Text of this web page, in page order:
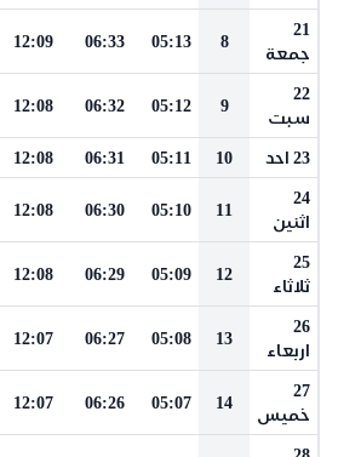
21
جمعة
8
05:13
06:33
12:09
22
سبت
9
05:12
06:32
12:08
23 احد 10
05:11
06:31
12:08
24
اثنين
11
05:10
06:30
12:08
25
ثلاثاء
12
05:09
06:29
12:08
26
اربعاء
13
05:08
06:27
12:07
27
خميس
14
05:07
06:26
12:07